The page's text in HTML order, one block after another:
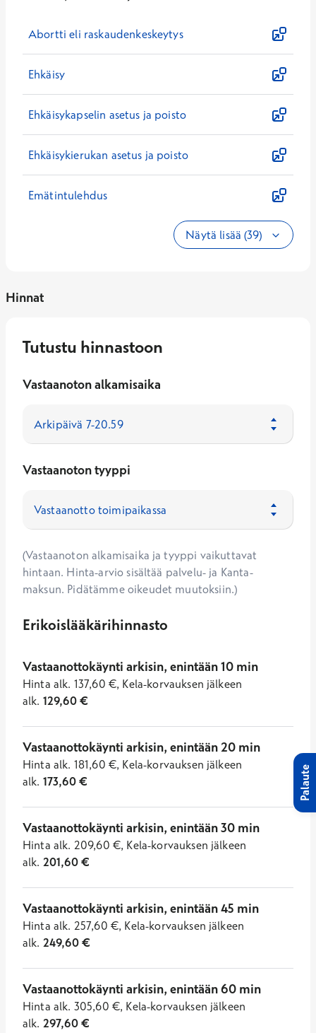
Abortti eli raskaudenkeskeytys
Ehkäisy
Ehkäisykapselin asetus ja poisto
Ehkäisykierukan asetus ja poisto
Emätintulehdus
Näytä lisää (39)
Hinnat
Tutustu hinnastoon
Vastaanoton alkamisaika
Vastaanoton tyyppi
(Vastaanoton alkamisaika ja tyyppi vaikuttavat
hintaan. Hinta-arvio sisältää palvelu- ja Kanta-
maksun. Pidätämme oikeudet muutoksiin.)
Erikoislääkärihinnasto
Vastaanottokäynti arkisin, enintään 10 min
Hinta alk. 137,60 €, Kela-korvauksen jälkeen
alk. 129,60€
Vastaanottokäynti arkisin, enintään 20 min
Hinta alk. 181,60 €, Kela-korvauksen jälkeen
alk. 173,60€
Vastaanottokäynti arkisin, enintään 30 min
Hinta alk. 209,60 €, Kela-korvauksen jälkeen
alk. 201,60€
Vastaanottokäynti arkisin, enintään 45 min
Hinta alk. 257,60 €, Kela-korvauksen jälkeen
alk. 249,60€
Vastaanottokäynti arkisin, enintään 60 min
Hinta alk. 305,60 €, Kela-korvauksen jälkeen
alk. 297,60€
Palaute